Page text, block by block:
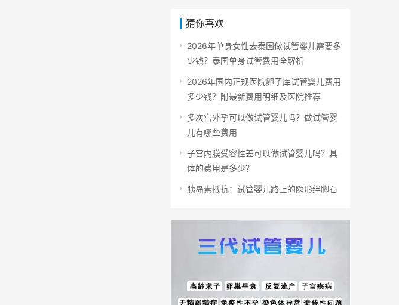
猜你喜欢
2026年单身女性去泰国做试管婴儿需要多
少钱？泰国单身试管费用全解析
2026年国内正规医院卵子库试管婴儿费用
多少钱？附最新费用明细及医院推荐
多次宫外孕可以做试管婴儿吗？做试管婴
儿有哪些费用
子宫内膜受容性差可以做试管婴儿吗？具
体的费用是多少？
胰岛素抵抗：试管婴儿路上的隐形绊脚石